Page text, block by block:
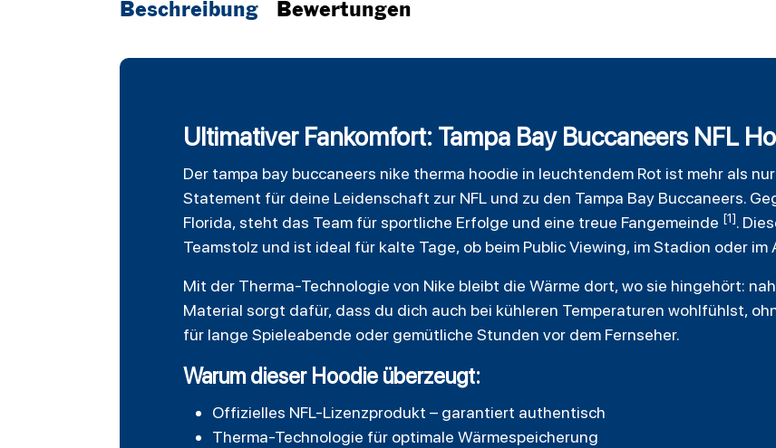
Beschreibung Bewertungen
Ultimativer Fankomfort: Tampa Bay Buccaneers NFL
Der tampa bay buccaneers nike therma hoodie in leuchtendem Rot ist mehr als
Statement für deine Leidenschaft zur NFL und zu den Tampa Bay Buccaneers.
Florida, steht das Team für sportliche Erfolge und eine treue Fangemeinde [1].
Teamstolz und ist ideal für kalte Tage, ob beim Public Viewing, im Stadion oder im
Mit der Therma-Technologie von Nike bleibt die Wärme dort, wo sie hingehört:
Material sorgt dafür, dass du dich auch bei kühleren Temperaturen wohlfühlst,
für lange Spieleabende oder gemütliche Stunden vor dem Fernseher.
Warum dieser Hoodie überzeugt:
Offizielles NFL-Lizenzprodukt – garantiert authentisch
Therma-Technologie für optimale Wärmespeicherung